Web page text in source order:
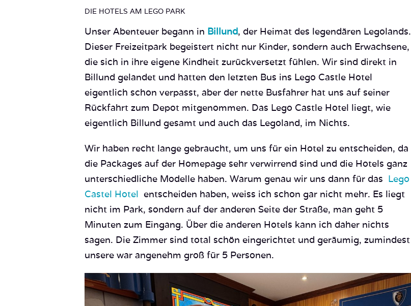
DIE HOTELS AM LEGO PARK
Unser Abenteuer begann in Billund, der Heimat des legendären Legolands.
Dieser Freizeitpark begeistert nicht nur Kinder, sondern auch Erwachsene,
die sich in ihre eigene Kindheit zurückversetzt fühlen. Wir sind direkt in
Billund gelandet und hatten den letzten Bus ins Lego Castle Hotel
eigentlich schon verpasst, aber der nette Busfahrer hat uns auf seiner
Rückfahrt zum Depot mitgenommen. Das Lego Castle Hotel liegt, wie
eigentlich Billund gesamt und auch das Legoland, im Nichts.
Wir haben recht lange gebraucht, um uns für ein Hotel zu entscheiden, da
die Packages auf der Homepage sehr verwirrend sind und die Hotels ganz
unterschiedliche Modelle haben. Warum genau wir uns dann für das Lego
Castel Hotel entscheiden haben, weiss ich schon gar nicht mehr. Es liegt
nicht im Park, sondern auf der anderen Seite der Straße, man geht 5
Minuten zum Eingang. Über die anderen Hotels kann ich daher nichts
sagen. Die Zimmer sind total schön eingerichtet und geräumig, zumindest
unsere war angenehm groß für 5 Personen.